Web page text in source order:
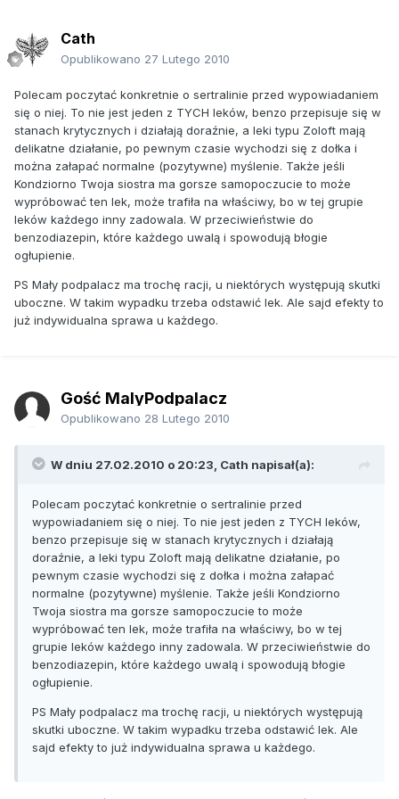
Cath
Opublikowano 27 Lutego 2010
Polecam poczytać konkretnie o sertralinie przed wypowiadaniem
się o niej. To nie jest jeden z TYCH leków, benzo przepisuje się w
stanach krytycznych i działają doraźnie, a leki typu Zoloft mają
delikatne działanie, po pewnym czasie wychodzi się z dołka i
można załapać normalne (pozytywne) myślenie. Także jeśli
Kondziorno Twoja siostra ma gorsze samopoczucie to może
wypróbować ten lek, może trafiła na właściwy, bo w tej grupie
leków każdego inny zadowala. W przeciwieństwie do
benzodiazepin, które każdego uwalą i spowodują błogie
ogłupienie.
PS Mały podpalacz ma trochę racji, u niektórych występują skutki
uboczne. W takim wypadku trzeba odstawić lek. Ale sajd efekty to
już indywidualna sprawa u każdego.
Gość MalyPodpalacz
Opublikowano 28 Lutego 2010
W dniu 27.02.2010 o 20:23, Cath napisał(a):
Polecam poczytać konkretnie o sertralinie przed
wypowiadaniem się o niej. To nie jest jeden z TYCH leków,
benzo przepisuje się w stanach krytycznych i działają
doraźnie, a leki typu Zoloft mają delikatne działanie, po
pewnym czasie wychodzi się z dołka i można załapać
normalne (pozytywne) myślenie. Także jeśli Kondziorno
Twoja siostra ma gorsze samopoczucie to może
wypróbować ten lek, może trafiła na właściwy, bo w tej
grupie leków każdego inny zadowala. W przeciwieństwie do
benzodiazepin, które każdego uwalą i spowodują błogie
ogłupienie.
PS Mały podpalacz ma trochę racji, u niektórych występują
skutki uboczne. W takim wypadku trzeba odstawić lek. Ale
sajd efekty to już indywidualna sprawa u każdego.